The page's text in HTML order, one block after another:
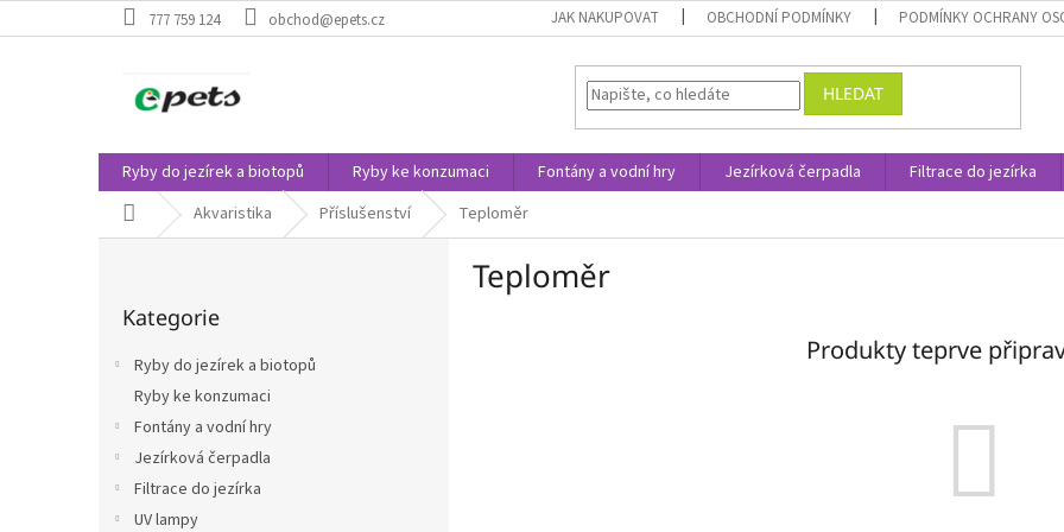
na
777 759 124 obchod@epets.cz JAK NAKUPOVAT OBCHODNÍ PODMÍNKY PODMÍNKY OCHRANY
HLEDAT
Ryby do jezírek a biotopů Ryby ke konzumaci Fontány a vodní hry Jezírková čerpadla Filtrace do jezírka
Domů Akvaristika Příslušenství Teploměr
kategorie
Kategorie
Ryby do jezírek a biotopů
Ryby ke konzumaci
Fontány a vodní hry
Jezírková čerpadla
Filtrace do jezírka
UV lampy
Teploměr
Produkty teprve